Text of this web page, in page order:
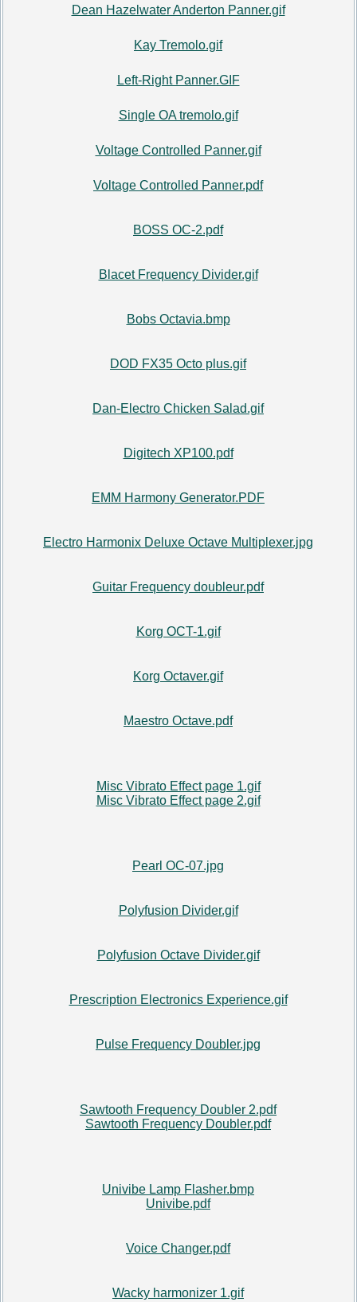
Dean Hazelwater Anderton Panner.gif
Kay Tremolo.gif
Left-Right Panner.GIF
Single OA tremolo.gif
Voltage Controlled Panner.gif
Voltage Controlled Panner.pdf
BOSS OC-2.pdf
Blacet Frequency Divider.gif
Bobs Octavia.bmp
DOD FX35 Octo plus.gif
Dan-Electro Chicken Salad.gif
Digitech XP100.pdf
EMM Harmony Generator.PDF
Electro Harmonix Deluxe Octave Multiplexer.jpg
Guitar Frequency doubleur.pdf
Korg OCT-1.gif
Korg Octaver.gif
Maestro Octave.pdf
Misc Vibrato Effect page 1.gif
Misc Vibrato Effect page 2.gif
Pearl OC-07.jpg
Polyfusion Divider.gif
Polyfusion Octave Divider.gif
Prescription Electronics Experience.gif
Pulse Frequency Doubler.jpg
Sawtooth Frequency Doubler 2.pdf
Sawtooth Frequency Doubler.pdf
Univibe Lamp Flasher.bmp
Univibe.pdf
Voice Changer.pdf
Wacky harmonizer 1.gif